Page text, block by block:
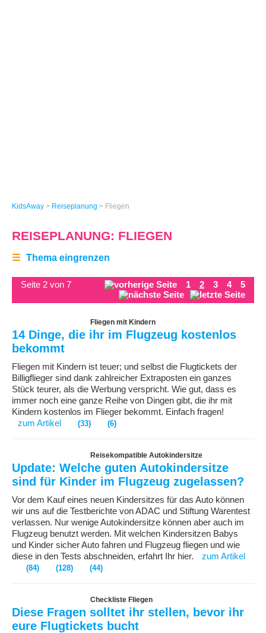
KidsAway > Reiseplanung > Fliegen
REISEPLANUNG: FLIEGEN
☰ Thema eingrenzen
Seite 2 von 7 1 2 3 4 5
Fliegen mit Kindern
14 Dinge, die ihr im Flugzeug kostenlos
bekommt
Fliegen mit Kindern ist teuer; und selbst die Flugtickets der
Billigflieger sind dank zahlreicher Extraposten ein ganzes
Stück teurer, als die Werbung verspricht. Wie gut, dass es
immer noch eine ganze Reihe von Dingen gibt, die ihr mit
Kindern kostenlos im Flieger bekommt. Einfach fragen!
zum Artikel
(33) (6)
Reisekompatible Autokindersitze
Update: Welche guten Autokindersitze
sind für Kinder im Flugzeug zugelassen?
Vor dem Kauf eines neuen Kindersitzes für das Auto können
wir uns auf die Testberichte von ADAC und Stiftung Warentest
verlassen. Nur wenige Autokindersitze können aber auch im
Flugzeug benutzt werden. Mit welchen Kindersitzen Babys
und Kinder sicher Auto fahren und Flugzeug fliegen und wie
diese in den Tests abschneiden, erfahrt Ihr hier.
zum Artikel
(84) (128) (44)
Checkliste Fliegen
Diese Fragen solltet ihr stellen, bevor ihr
eure Flugtickets bucht